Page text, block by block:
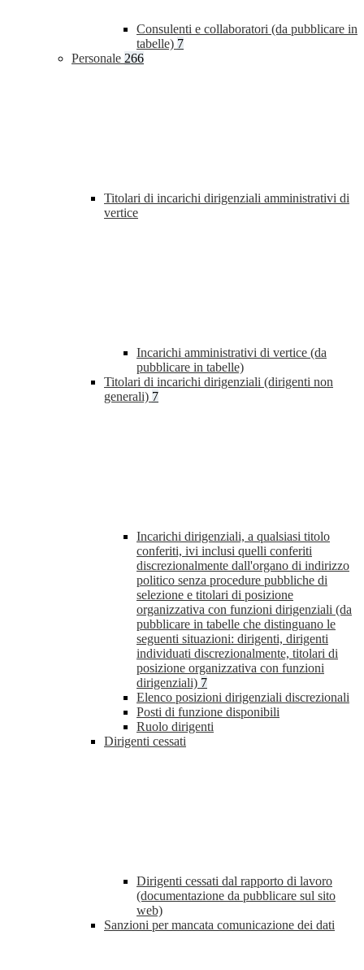
Consulenti e collaboratori (da pubblicare in
tabelle) 7
Personale 266
Titolari di incarichi dirigenziali amministrativi di
vertice
Incarichi amministrativi di vertice (da
pubblicare in tabelle)
Titolari di incarichi dirigenziali (dirigenti non
generali) 7
Incarichi dirigenziali, a qualsiasi titolo
conferiti, ivi inclusi quelli conferiti
discrezionalmente dall'organo di indirizzo
politico senza procedure pubbliche di
selezione e titolari di posizione
organizzativa con funzioni dirigenziali (da
pubblicare in tabelle che distinguano le
seguenti situazioni: dirigenti, dirigenti
individuati discrezionalmente, titolari di
posizione organizzativa con funzioni
dirigenziali) 7
Elenco posizioni dirigenziali discrezionali
Posti di funzione disponibili
Ruolo dirigenti
Dirigenti cessati
Dirigenti cessati dal rapporto di lavoro
(documentazione da pubblicare sul sito
web)
Sanzioni per mancata comunicazione dei dati